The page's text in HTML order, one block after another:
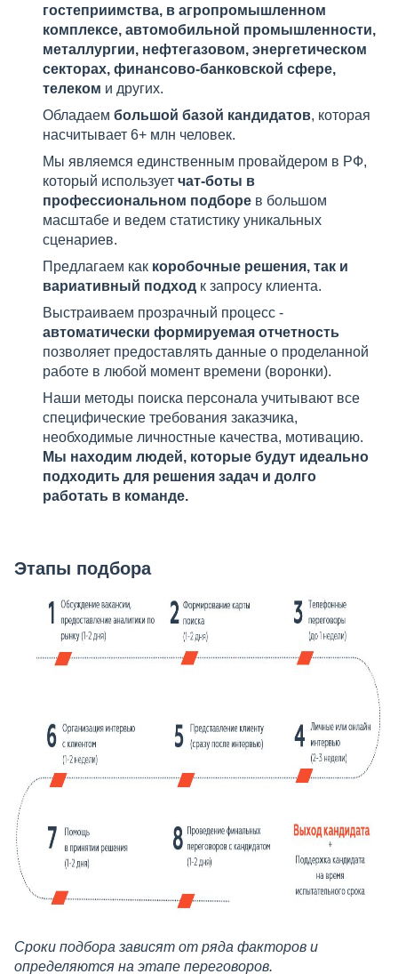
гостеприимства, в агропромышленном
комплексе, автомобильной промышленности,
металлургии, нефтегазовом, энергетическом
секторах, финансово-банковской сфере,
телеком и других.
Обладаем большой базой кандидатов, которая
насчитывает 6+ млн человек.
Мы являемся единственным провайдером в РФ,
который использует чат-боты в
профессиональном подборе в большом
масштабе и ведем статистику уникальных
сценариев.
Предлагаем как коробочные решения, так и
вариативный подход к запросу клиента.
Выстраиваем прозрачный процесс -
автоматически формируемая отчетность
позволяет предоставлять данные о проделанной
работе в любой момент времени (воронки).
Наши методы поиска персонала учитывают все
специфические требования заказчика,
необходимые личностные качества, мотивацию.
Мы находим людей, которые будут идеально
подходить для решения задач и долго
работать в команде.
Этапы подбора
Сроки подбора зависят от ряда факторов и
определяются на этапе переговоров.